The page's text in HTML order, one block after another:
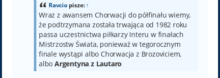
Ravciopisze:↑
Wraz z awansem Chorwacji do półfinału wiemy,
że podtrzymana została trwająca od 1982 roku
passa uczestnictwa piłkarzy Interu w finałach
Mistrzostw Świata, ponieważ w tegorocznym
finale wystąpi albo Chorwacja z Brozoviciem,
albo Argentyna z Lautaro